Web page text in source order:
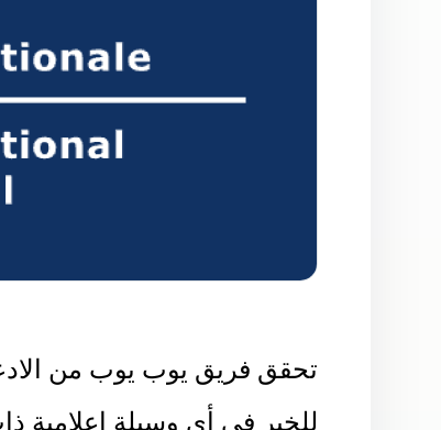
تحقق فريق يوب يوب من